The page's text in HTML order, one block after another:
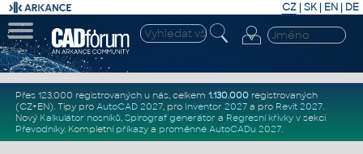
CZ | SK| EN | DE
Přes 123.000 registrovaných u nás, celkem 1.130.000registrovaných
(CZ+EN). Tipy pro AutoCAD 2027, pro Inventor 2027a pro Revit 2027.
Nový Kalkulátor nosníků, Spirograf generátor a Regresní křivkyv sekci
Převodníky. Kompletní příkazya proměnné AutoCADu 2027.